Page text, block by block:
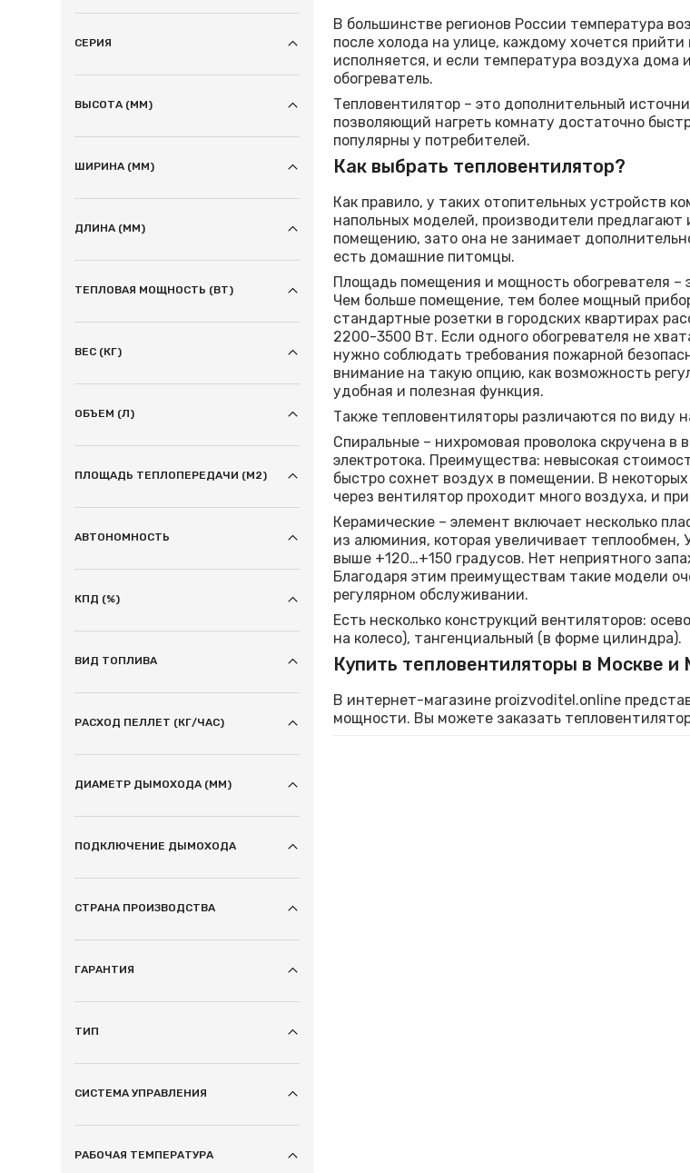
В большинстве регионов России температура
после холода на улице, каждому хочется
исполняется, и если температура воздуха дома
обогреватель.
Тепловентилятор – это дополнительный
позволяющий нагреть комнату достаточно
популярны у потребителей.
Как выбрать тепловентилятор?
Как правило, у таких отопительных устройств
напольных моделей, производители
помещению, зато она не занимает
есть домашние питомцы.
Площадь помещения и мощность обогревателя
Чем больше помещение, тем более мощный
стандартные розетки в городских квартирах
2200-3500 Вт. Если одного обогревателя не
нужно соблюдать требования пожарной
внимание на такую опцию, как возможность
удобная и полезная функция.
Также тепловентиляторы различаются по виду
Спиральные – нихромовая проволока скручена в
электротока. Преимущества: невысокая
быстро сохнет воздух в помещении. В
через вентилятор проходит много воздуха, и
Керамические – элемент включает несколько
из алюминия, которая увеличивает теплообмен,
выше +120…+150 градусов. Нет неприятного
Благодаря этим преимуществам такие модели
регулярном обслуживании.
Есть несколько конструкций вентиляторов:
на колесо), тангенциальный (в форме цилиндра).
Купить тепловентиляторы в Москве и
В интернет-магазине proizvoditel.online
мощности. Вы можете заказать
СЕРИЯ
ВЫСОТА (ММ)
ШИРИНА (ММ)
ДЛИНА (ММ)
ТЕПЛОВАЯ МОЩНОСТЬ (ВТ)
ВЕС (КГ)
ОБЪЕМ (Л)
ПЛОЩАДЬ ТЕПЛОПЕРЕДАЧИ (М2)
АВТОНОМНОСТЬ
КПД (%)
ВИД ТОПЛИВА
РАСХОД ПЕЛЛЕТ (КГ/ЧАС)
ДИАМЕТР ДЫМОХОДА (ММ)
ПОДКЛЮЧЕНИЕ ДЫМОХОДА
СТРАНА ПРОИЗВОДСТВА
ГАРАНТИЯ
ТИП
СИСТЕМА УПРАВЛЕНИЯ
РАБОЧАЯ ТЕМПЕРАТУРА